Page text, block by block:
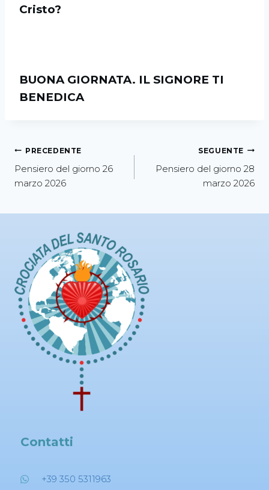
Cristo?
BUONA GIORNATA. IL SIGNORE TI
BENEDICA
PRECEDENTE
Pensiero del giorno 26
marzo 2026
SEGUENTE
Pensiero del giorno 28
marzo 2026
Contatti
+39 350 5311963